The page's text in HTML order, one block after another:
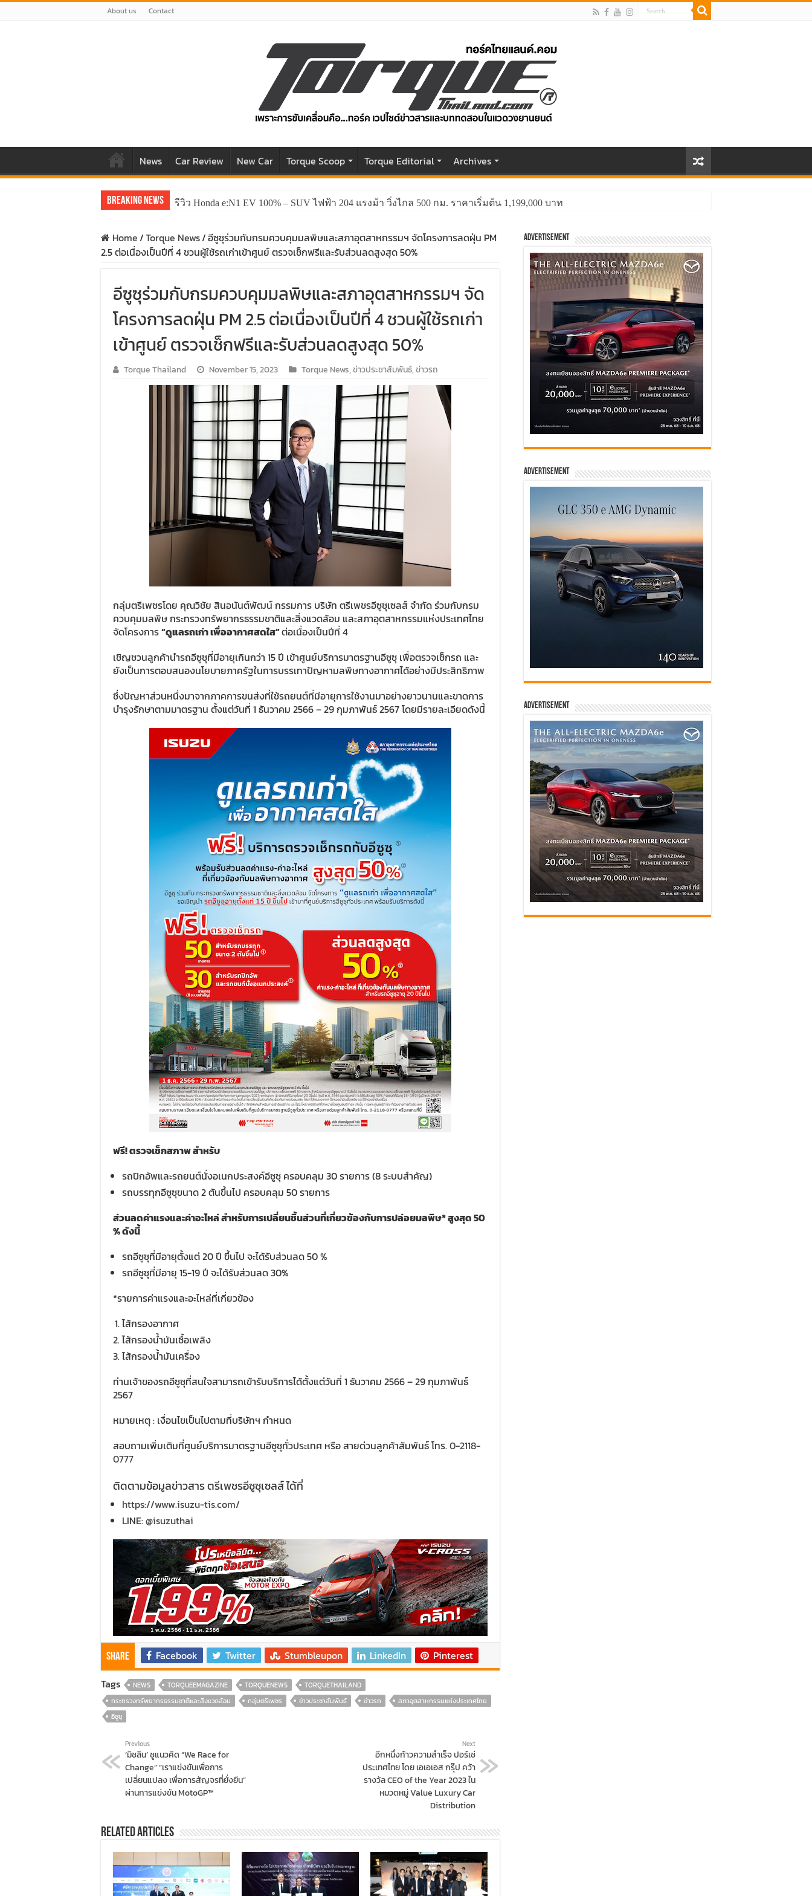
About us Contact
News Car Review New Car Torque Scoop Torque Editorial Archives
Breaking News รีวิว Honda e:N1 EV 100% – SUV ไฟฟ้า 204 แรงม้า วิ่งไกล 500 กม. ราคาเริ่มต้น 1,199,000 บาท
Home/Torque News/อีซูซุร่วมกับกรมควบคุมมลพิษและสภาอุตสาหกรรมฯ จัดโครงการลดฝุ่น PM
2.5 ต่อเนื่องเป็นปีที่ 4 ชวนผู้ใช้รถเก่าเข้าศูนย์ ตรวจเช็กฟรีและรับส่วนลดสูงสุด 50%
อีซูซุร่วมกับกรมควบคุมมลพิษและสภาอุตสาหกรรมฯ จัด
โครงการลดฝุ่น PM 2.5 ต่อเนื่องเป็นปีที่ 4 ชวนผู้ใช้รถเก่า
เข้าศูนย์ ตรวจเช็กฟรีและรับส่วนลดสูงสุด 50%
Torque Thailand November 15, 2023 Torque News,ข่าวประชาสัมพันธ์,ข่าวรถ
กลุ่มตรีเพชรโดย คุณวิชัย สินอนันต์พัฒน์ กรรมการ บริษัท ตรีเพชรอีซูซุเซลส์ จำกัด ร่วมกับกรม
ควบคุมมลพิษ กระทรวงทรัพยากรธรรมชาติและสิ่งแวดล้อม และสภาอุตสาหกรรมแห่งประเทศไทย
จัดโครงการ“ดูแลรถเก่า เพื่ออากาศสดใส”ต่อเนื่องเป็นปีที่ 4
เชิญชวนลูกค้านำรถอีซูซุที่มีอายุเกินกว่า 15 ปี เข้าศูนย์บริการมาตรฐานอีซูซุ เพื่อตรวจเช็กรถ และ
ยังเป็นการตอบสนองนโยบายภาครัฐในการบรรเทาปัญหามลพิษทางอากาศได้อย่างมีประสิทธิภาพ
ซึ่งปัญหาส่วนหนึ่งมาจากภาคการขนส่งที่ใช้รถยนต์ที่มีอายุการใช้งานมาอย่างยาวนานและขาดการ
บำรุงรักษาตามมาตรฐาน ตั้งแต่วันที่ 1 ธันวาคม 2566 – 29 กุมภาพันธ์ 2567 โดยมีรายละเอียดดังนี้
ฟรี! ตรวจเช็กสภาพ สำหรับ
รถปิกอัพและรถยนต์นั่งอเนกประสงค์อีซูซุ ครอบคลุม 30 รายการ (8 ระบบสำคัญ)
รถบรรทุกอีซูซุขนาด 2 ตันขึ้นไป ครอบคลุม 50 รายการ
ส่วนลดค่าแรงและค่าอะไหล่ สำหรับการเปลี่ยนชิ้นส่วนที่เกี่ยวข้องกับการปล่อยมลพิษ*สูงสุด50
% ดังนี้
รถอีซูซุที่มีอายุตั้งแต่ 20 ปี ขึ้นไป จะได้รับส่วนลด 50 %
รถอีซูซุที่มีอายุ 15-19 ปี จะได้รับส่วนลด 30%
*รายการค่าแรงและอะไหล่ที่เกี่ยวข้อง
ไส้กรองอากาศ
ไส้กรองน้ำมันเชื้อเพลิง
ไส้กรองน้ำมันเครื่อง
ท่านเจ้าของรถอีซูซุที่สนใจสามารถเข้ารับบริการได้ตั้งแต่วันที่ 1 ธันวาคม 2566 – 29 กุมภาพันธ์
2567
หมายเหตุ : เงื่อนไขเป็นไปตามที่บริษัทฯ กำหนด
สอบถามเพิ่มเติมที่ศูนย์บริการมาตรฐานอีซูซุทั่วประเทศ หรือ สายด่วนลูกค้าสัมพันธ์ โทร.0-2118-
0777
ติดตามข้อมูลข่าวสาร ตรีเพชรอีซูซุเซลส์ ได้ที่
https://www.isuzu-tis.com/
LINE:@isuzuthai
Share Facebook Twitter Stumbleupon LinkedIn
Pinterest
Tags
NEWS TORQUEEMAGAZINE TORQUENEWS
TORQUETHAILAND
กระทรวงทรัพยากรธรรมชาติและสิ่งแวดล้อม
กลุ่มตรีเพชร ข่าวประชาสัมพันธ์ ข่าวรถ
สภาอุตสาหกรรมแห่งประเทศไทย
อีซูซุ
Previous
‘มิชลิน’ ชูแนวคิด “We Race for
Change” “เราแข่งขันเพื่อการ
เปลี่ยนแปลง เพื่อการสัญจรที่ยั่งยืน”
ผ่านการแข่งขัน MotoGP™
Next
อีกหนึ่งก้าวความสำเร็จ ปอร์เช่
ประเทศไทย โดย เอเอเอส กรุ๊ป คว้า
รางวัล CEO of the Year 2023 ใน
หมวดหมู่ Value Luxury Car
Distribution
Related Articles
Advertisement
Advertisement
Advertisement